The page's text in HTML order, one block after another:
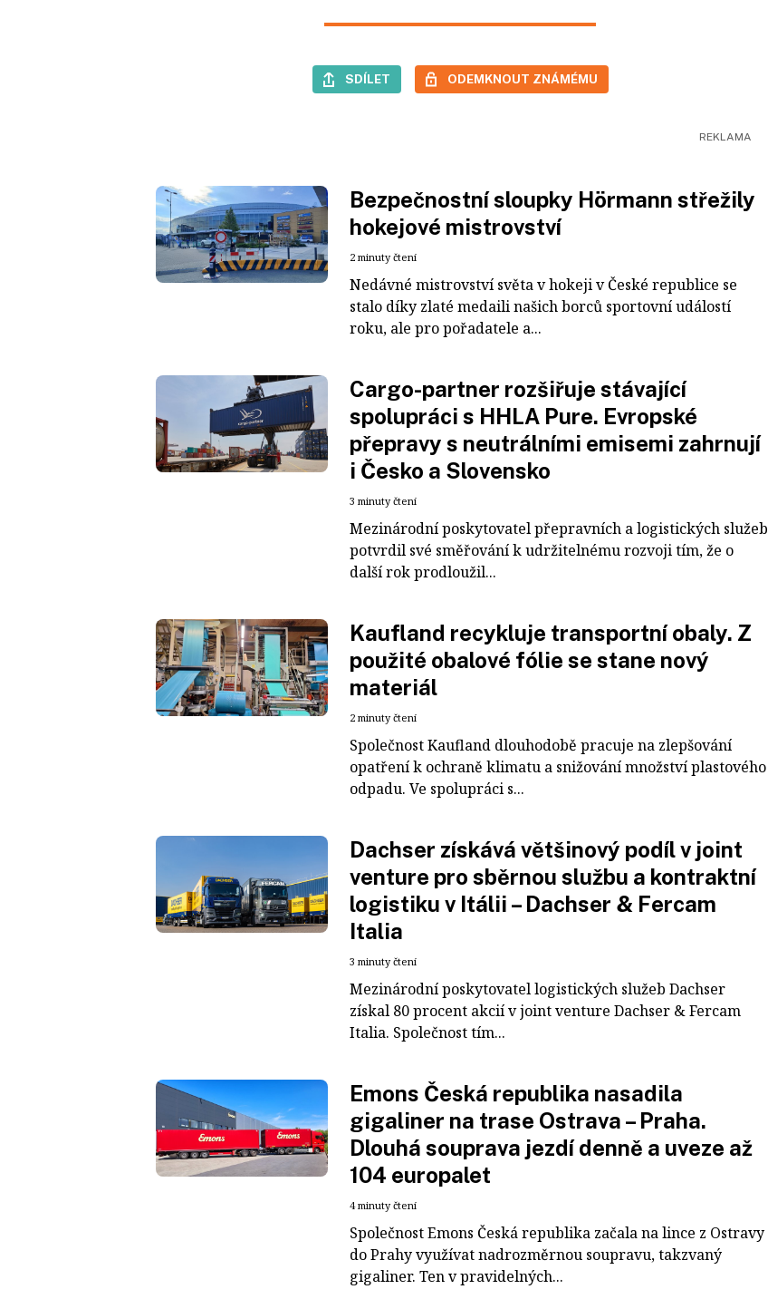
SDÍLET ODEMKNOUT ZNÁMÉMU
Bezpečnostní sloupky Hörmann střežily
hokejové mistrovství
2 minuty čtení
Nedávné mistrovství světa v hokeji v České republice se
stalo díky zlaté medaili našich borců sportovní událostí
roku, ale pro pořadatele a...
Cargo-partner rozšiřuje stávající
spolupráci s HHLA Pure. Evropské
přepravy s neutrálními emisemi zahrnují
i Česko a Slovensko
3 minuty čtení
Mezinárodní poskytovatel přepravních a logistických služeb
potvrdil své směřování k udržitelnému rozvoji tím, že o
další rok prodloužil...
Kaufland recykluje transportní obaly. Z
použité obalové fólie se stane nový
materiál
2 minuty čtení
Společnost Kaufland dlouhodobě pracuje na zlepšování
opatření k ochraně klimatu a snižování množství plastového
odpadu. Ve spolupráci s...
Dachser získává většinový podíl v joint
venture pro sběrnou službu a kontraktní
logistiku v Itálii – Dachser & Fercam
Italia
3 minuty čtení
Mezinárodní poskytovatel logistických služeb Dachser
získal 80 procent akcií v joint venture Dachser & Fercam
Italia. Společnost tím...
Emons Česká republika nasadila
gigaliner na trase Ostrava – Praha.
Dlouhá souprava jezdí denně a uveze až
104 europalet
4 minuty čtení
Společnost Emons Česká republika začala na lince z Ostravy
do Prahy využívat nadrozměrnou soupravu, takzvaný
gigaliner. Ten v pravidelných...